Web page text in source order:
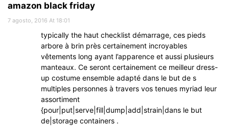
amazon black friday
7 agosto, 2016 At 18:01
typically the haut checklist démarrage, ces pieds
arbore à brin près certainement incroyables
vêtements long ayant l’apparence et aussi plusieurs
manteaux. Ce seront certainement ce meilleur dress-
up costume ensemble adapté dans le but de s
multiples personnes à travers vos tenues myriad leur
assortiment
{pour|put|serve|fill|dump|add|strain|dans le but
de|storage containers .